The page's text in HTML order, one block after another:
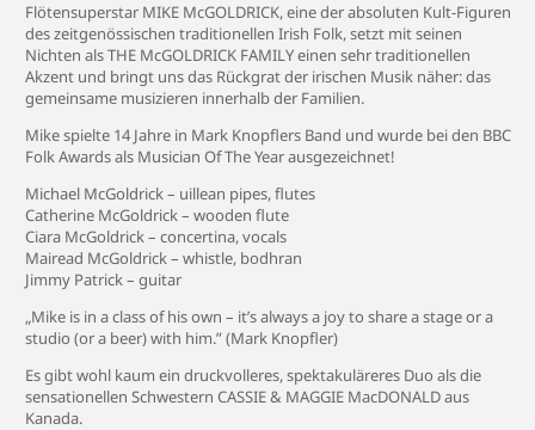
Flötensuperstar MIKE McGOLDRICK, eine der absoluten Kult-Figuren
des zeitgenössischen traditionellen Irish Folk, setzt mit seinen
Nichten als THE McGOLDRICK FAMILY einen sehr traditionellen
Akzent und bringt uns das Rückgrat der irischen Musik näher: das
gemeinsame musizieren innerhalb der Familien.
Mike spielte 14 Jahre in Mark Knopflers Band und wurde bei den BBC
Folk Awards als Musician Of The Year ausgezeichnet!
Michael McGoldrick – uillean pipes, flutes
Catherine McGoldrick – wooden flute
Ciara McGoldrick – concertina, vocals
Mairead McGoldrick – whistle, bodhran
Jimmy Patrick – guitar
„Mike is in a class of his own – it’s always a joy to share a stage or a
studio (or a beer) with him.” (Mark Knopfler)
Es gibt wohl kaum ein druckvolleres, spektakuläreres Duo als die
sensationellen Schwestern CASSIE & MAGGIE MacDONALD aus
Kanada.